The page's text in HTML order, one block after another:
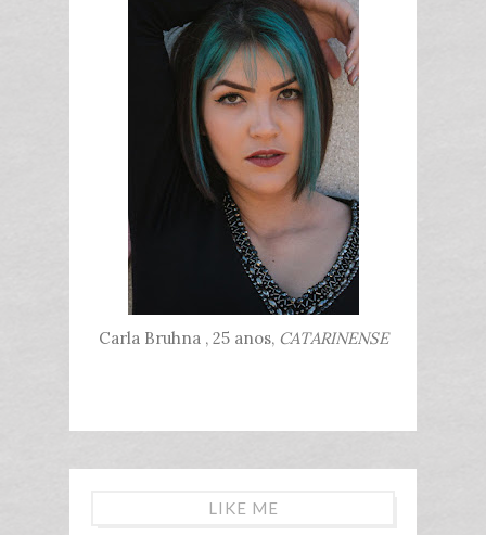
Carla Bruhna , 25 anos, CATARINENSE
LIKE ME